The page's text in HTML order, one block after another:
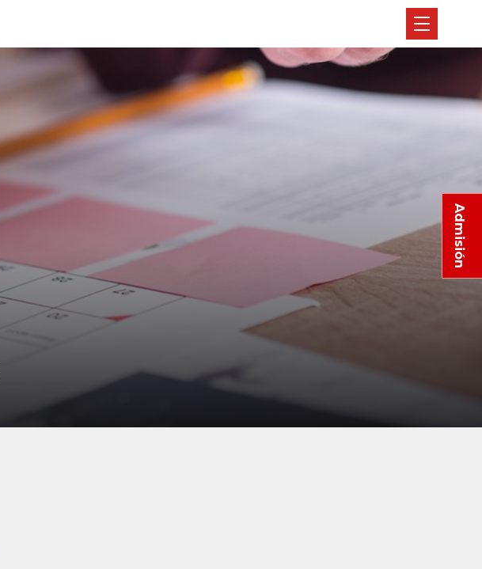
Admisión